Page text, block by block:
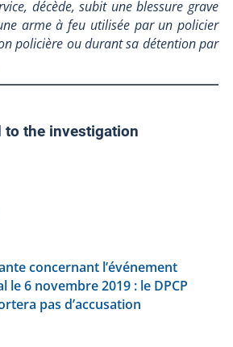
décède, subit une blessure grave
arme à feu utilisée par un policier
policière ou durant sa détention par
to the investigation
concernant l’événement
6 novembre 2019 : le DPCP
pas d’accusation